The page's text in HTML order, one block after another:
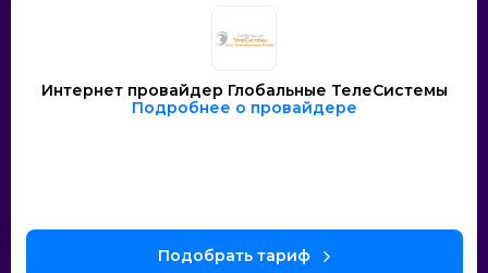
Интернет провайдер Глобальные ТелеСистемы
Подробнее о провайдере